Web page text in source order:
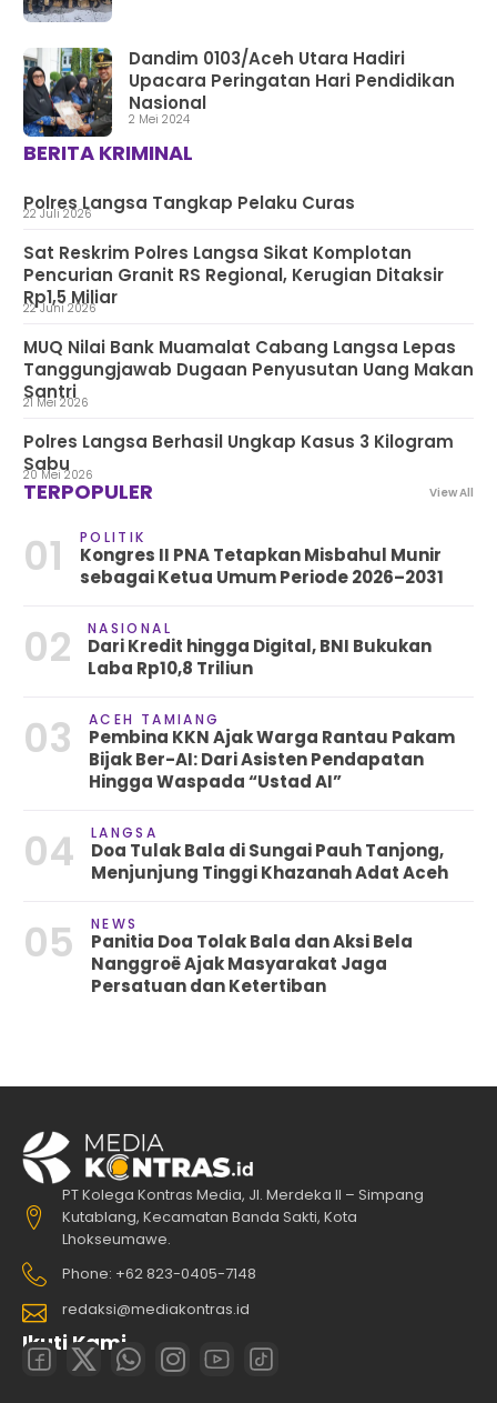
Dandim 0103/Aceh Utara Hadiri
Upacara Peringatan Hari Pendidikan
Nasional
2 Mei 2024
BERITA KRIMINAL
Polres Langsa Tangkap Pelaku Curas
22 Juli 2026
Sat Reskrim Polres Langsa Sikat Komplotan
Pencurian Granit RS Regional, Kerugian Ditaksir
Rp1,5 Miliar
22 Juni 2026
MUQ Nilai Bank Muamalat Cabang Langsa Lepas
Tanggungjawab Dugaan Penyusutan Uang Makan
Santri
21 Mei 2026
Polres Langsa Berhasil Ungkap Kasus 3 Kilogram
Sabu20 Mei 2026
TERPOPULER View All
01 POLITIK
Kongres II PNA Tetapkan Misbahul Munir
sebagai Ketua Umum Periode 2026–2031
02 NASIONAL
Dari Kredit hingga Digital, BNI Bukukan
Laba Rp10,8 Triliun
03 ACEH TAMIANG
Pembina KKN Ajak Warga Rantau Pakam
Bijak Ber-AI: Dari Asisten Pendapatan
Hingga Waspada “Ustad AI”
04 LANGSA
Doa Tulak Bala di Sungai Pauh Tanjong,
Menjunjung Tinggi Khazanah Adat Aceh
05 NEWS
Panitia Doa Tolak Bala dan Aksi Bela
Nanggroë Ajak Masyarakat Jaga
Persatuan dan Ketertiban
PT Kolega Kontras Media, Jl. Merdeka II – Simpang
Kutablang, Kecamatan Banda Sakti, Kota
Lhokseumawe.
Phone: +62 823-0405-7148
redaksi@mediakontras.id
Ikuti Kami